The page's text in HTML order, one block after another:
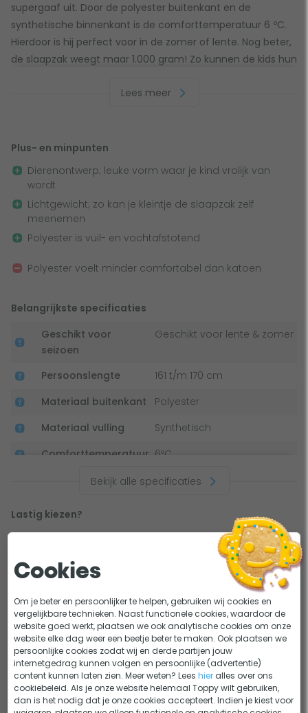
supergaaf uit. Door de polyester buitenkant en de
synthetische binnenkant is de comforttemperatuur 6 ºC.
Hierdoor is hij perfect voor in de zomer of lente. Nog beter,
de slaapzak weegt maar 1.000 gram! Zo kunnen de kids hun
comfortabel. De capuchon en koordzoom zorgen ervoor
warm in de slaapzak? Dan zit er aan beide kanten een rits.
binnen. Maar al deze handigheidjes zijn niet alles. Deze
slaapzak heeft namelijk een mega gave pandaprint. Je kids
Lees meer
Plus- en minpunten
Dierenontwerp; leuke vorm waar je kind vrolijk van
wordt
Lichtgewicht; zo kan je kleintje de slaapzak zelf
meenemen
Polyester is vuil- en vochtafstotend
Polyester voelt minder comfortabel dan katoen
Belangrijkste specificaties
Geschikt voor
seizoen
Geschikt voor lente & zomer
Persoonslengte
161 t/m 170 cm
Materiaal buitenkant
Polyester
Materiaal vulling
Synthetisch
Comforttemperatuur 6ºC
1.000 gram
Bekijk alle specificaties
Lastig kiezen?
De ideale slaapzak kies je met deze 6 stappen
Mummy slaapzak vs Dekenslaapzak
Mummy slaapzakken Lichtgewicht slaapzakken
Cookies
Om je beter en persoonlijker te helpen, gebruiken wij cookies en
vergelijkbare technieken. Naast functionele cookies, waardoor de
website goed werkt, plaatsen we ook analytische cookies om onze
website elke dag weer een beetje beter te maken. Ook plaatsen we
persoonlijke cookies zodat wij en derde partijen jouw
internetgedrag kunnen volgen en persoonlijke (advertentie)
content kunnen laten zien. Meer weten? Leeshier alles over ons
cookiebeleid. Als je onze website helemaal Toppy wilt gebruiken,
dan is het nodig dat je onze cookies accepteert. Indien je kiest voor